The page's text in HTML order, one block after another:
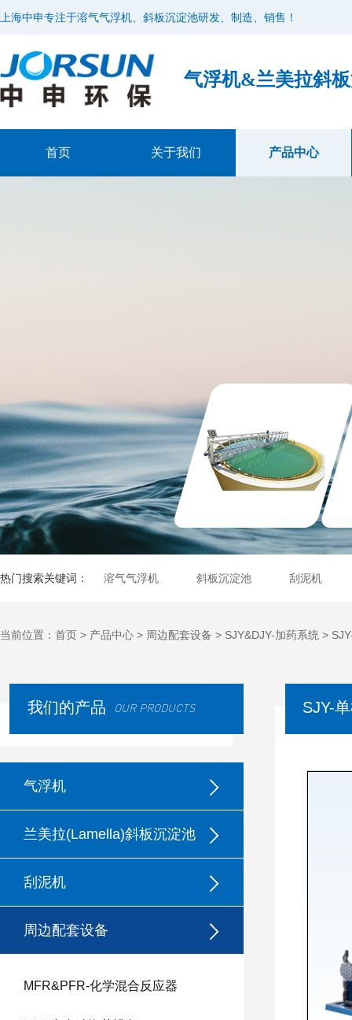
上海中申专注于溶气气浮机、斜板沉淀池研发、制造、销售！
气浮机&兰美拉斜
首页 关于我们 产品中心
热门搜索关键词： 溶气气浮机 斜板沉淀池 刮泥机
当前位置： 首页 > 产品中心 > 周边配套设备 > SJY&DJY-加药系统 >
我们的产品 OUR PRODUCTS
气浮机
兰美拉(Lamella)斜板沉淀池
刮泥机
周边配套设备
MFR&PFR-化学混合反应器
SJY-